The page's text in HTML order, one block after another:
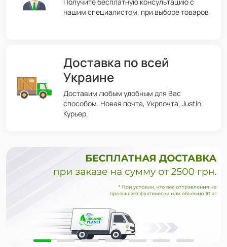
нашим специалистом, при выборе товаров
Доставка по всей
Украине
Доставим любым удобным для Вас
способом. Новая почта, Укрпочта, Justin,
Курьер.